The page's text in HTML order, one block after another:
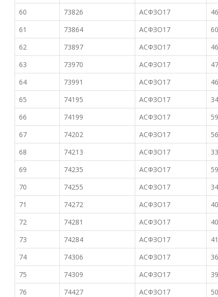
60
73826 АСФЗО17
61
73864 АСФЗО17
62
73897 АСФЗО17
63
73970 АСФЗО17
64
73991 АСФЗО17
65
74195 АСФЗО17
66
74199 АСФЗО17
67
74202 АСФЗО17
68
74213 АСФЗО17
69
74235 АСФЗО17
70
74255 АСФЗО17
71
74272 АСФЗО17
72
74281 АСФЗО17
73
74284 АСФЗО17
74
74306 АСФЗО17
75
74309 АСФЗО17
76
74427 АСФЗО17